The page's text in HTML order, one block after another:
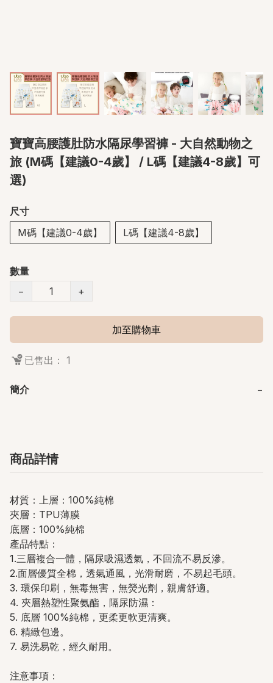
寶寶高腰護肚防水隔尿學習褲 - 大自然動物之
旅 (M碼【建議0-4歲】 / L碼【建議4-8歲】可
選)
尺寸
M碼【建議0-4歲】
L碼【建議4-8歲】
數量
−
+
加至購物車
已售出： 1
簡介 −
商品詳情
材質：上層：100%純棉
夾層：TPU薄膜
底層：100%純棉
產品特點：
1.三層複合一體，隔尿吸濕透氣，不回流不易反滲。
2.面層優質全棉，透氣通風，光滑耐磨，不易起毛頭。
3. 環保印刷，無毒無害，無熒光劑，親膚舒適。
4. 夾層熱塑性聚氨酯，隔尿防濕：
5. 底層 100%純棉，更柔更軟更清爽。
6. 精緻包邊。
7. 易洗易乾，經久耐用。
注意事項：